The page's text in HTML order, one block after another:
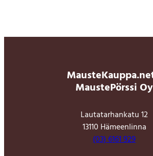
MaustePörssi Oy
Lautatarhankatu 12
13110 Hämeenlinna
(03) 6161 929